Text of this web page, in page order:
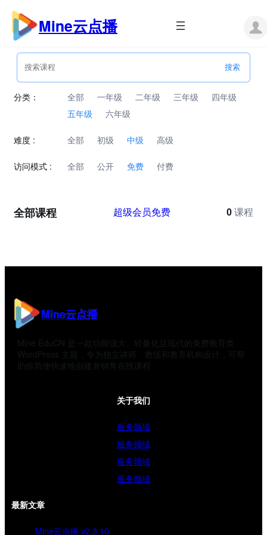
跳
内
Mine云点播
分类： 全部 一年级 二年级 三年级
四年级
五年级
六年级
难度 : 全部 初级 中级 高级
访问模式 : 全部 公开 免费 付费
全部课程 超级会员免费 0 课程
Mine云点播
Mine EduCN 是一款功能强大、轻量化且现代的免费教育类
WordPress 主题，专为独立讲师、教练和教育机构设计，可帮
助你简便快速地创建并销售在线课程
关于我们
服务领域
服务领域
服务领域
服务领域
最新文章
Mine云点播 v2.3.10